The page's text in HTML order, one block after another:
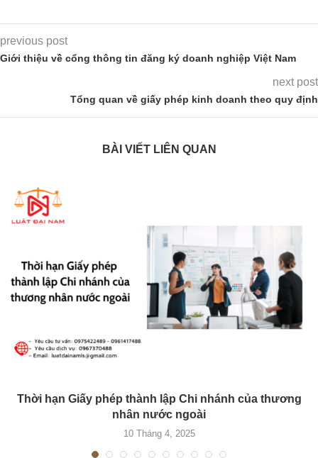
previous post
Giới thiệu về cổng thông tin đăng ký doanh nghiệp Việt Nam
next post
Tổng quan về giấy phép kinh doanh theo quy định
BÀI VIẾT LIÊN QUAN
Thời hạn Giấy phép thành lập Chi nhánh của thương
nhân nước ngoài
10 Tháng 4, 2025